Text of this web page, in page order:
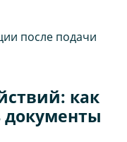
после подачи
как
документы